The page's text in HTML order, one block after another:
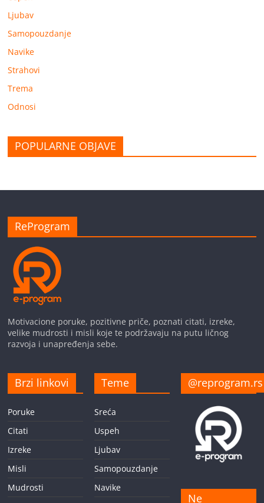
Ljubav
Samopouzdanje
Navike
Strahovi
Trema
Odnosi
POPULARNE OBJAVE
ReProgram
Motivacione poruke, pozitivne priče, poznati citati, izreke,
velike mudrosti i misli koje te podržavaju na putu ličnog
razvoja i unapređenja sebe.
Brzi linkovi
Poruke
Citati
Izreke
Misli
Mudrosti
Teme
Sreća
Uspeh
Ljubav
Samopouzdanje
Navike
@reprogram.rs
Ne